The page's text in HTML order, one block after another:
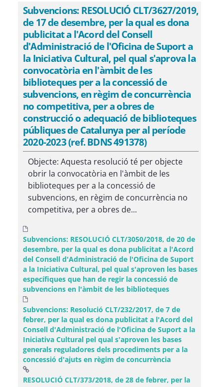
Subvencions: RESOLUCIÓ CLT/3627/2019,
de 17 de desembre, per la qual es dona
publicitat a l'Acord del Consell
d'Administració de l'Oficina de Suport a
la Iniciativa Cultural, pel qual s'aprova la
convocatòria en l'àmbit de les
biblioteques per a la concessió de
subvencions, en règim de concurrència
no competitiva, per a obres de
construcció o adequació de biblioteques
públiques de Catalunya per al període
2020-2023 (ref. BDNS 491378)
Objecte: Aquesta resolució té per objecte
obrir la convocatòria en l'àmbit de les
biblioteques per a la concessió de
subvencions, en règim de concurrència no
competitiva, per a obres de...
Subvencions: RESOLUCIÓ CLT/3050/2018, de 20 de
desembre, per la qual es dona publicitat a l'Acord
del Consell d'Administració de l'Oficina de Suport
a la Iniciativa Cultural, pel qual s'aproven les bases
específiques que han de regir la concessió de
subvencions en l'àmbit de les biblioteques
Subvencions: Resolució CLT/232/2017, de 7 de
febrer, per la qual es dona publicitat a l'Acord del
Consell d'Administració de l'Oficina de Suport a la
Iniciativa Cultural pel qual s'aproven les bases
generals reguladores dels procediments per a la
concessió d'ajuts en règim de concurrència
RESOLUCIÓ CLT/373/2018, de 28 de febrer, per la